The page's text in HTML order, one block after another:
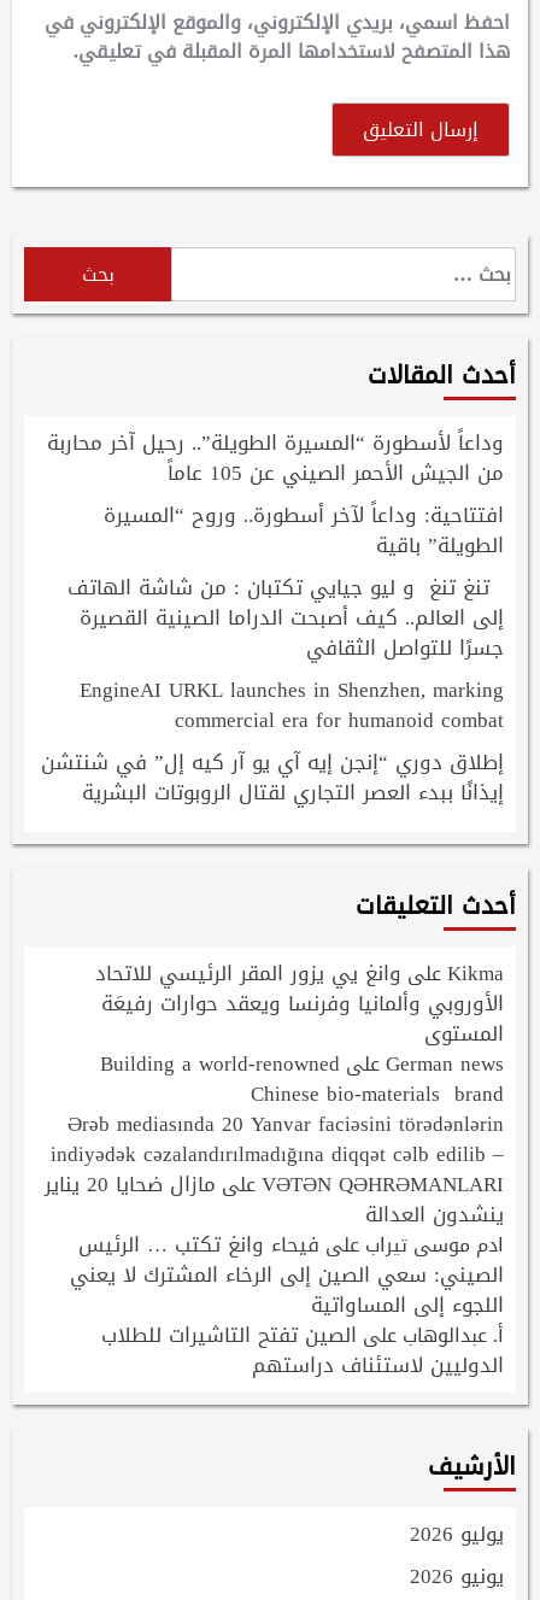
احفظ اسمي، بريدي الإلكتروني، والموقع الإلكتروني في
هذا المتصفح لاستخدامها المرة المقبلة في تعليقي.
البحث
عن:
أحدث المقالات
وداعاً لأسطورة “المسيرة الطويلة”.. رحيل آخر محاربة
من الجيش الأحمر الصيني عن 105 عاماً
افتتاحية: وداعاً لآخر أسطورة.. وروح “المسيرة
الطويلة” باقية
تنغ تنغ و ليو جيايي تكتبان : من شاشة الهاتف
إلى العالم.. كيف أصبحت الدراما الصينية القصيرة
جسرًا للتواصل الثقافي
EngineAI URKL launches in Shenzhen, marking
commercial era for humanoid combat
إطلاق دوري “إنجن إيه آي يو آر كيه إل” في شنتشن
إيذانًا ببدء العصر التجاري لقتال الروبوتات البشرية
أحدث التعليقات
Kikmaعلى وانغ يي يزور المقر الرئيسي للاتحاد
الأوروبي وألمانيا وفرنسا ويعقد حوارات رفيعَة
المستوى
German newsعلى Building a world-renowned
Chinese bio-materials brand
Ərəb mediasında 20 Yanvar faciəsini törədənlərin
indiyədək cəzalandırılmadığına diqqət cəlb edilib –
VƏTƏN QƏHRƏMANLARIعلى مازال ضحايا 20 يناير
ينشدون العدالة
ادم موسى تيرابعلى فيحاء وانغ تكتب … الرئيس
الصيني: سعي الصين إلى الرخاء المشترك لا يعني
اللجوء إلى المساواتية
أ. عبدالوهابعلى الصين تفتح التاشيرات للطلاب
الدوليين لاستئناف دراستهم
الأرشيف
يوليو 2026
يونيو 2026